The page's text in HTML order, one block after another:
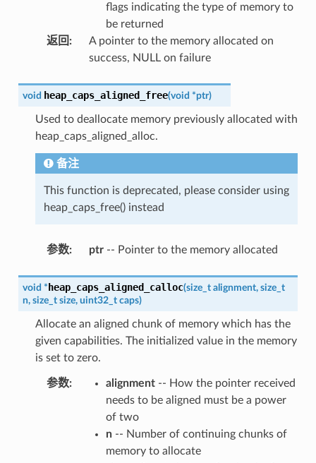
flags indicating the type of memory to
be returned
返回 :
A pointer to the memory allocated on
success, NULL on failure
void heap_caps_aligned_free(void *ptr)
Used to deallocate memory previously allocated with
heap_caps_aligned_alloc.
备注
This function is deprecated, please consider using
heap_caps_free() instead
参数: ptr-- Pointer to the memory allocated
void * heap_caps_aligned_calloc(size_t alignment, size_t
n, size_t size, uint32_t caps)
Allocate an aligned chunk of memory which has the
given capabilities. The initialized value in the memory
is set to zero.
参数: alignment-- How the pointer received
needs to be aligned must be a power
of two
n-- Number of continuing chunks of
memory to allocate